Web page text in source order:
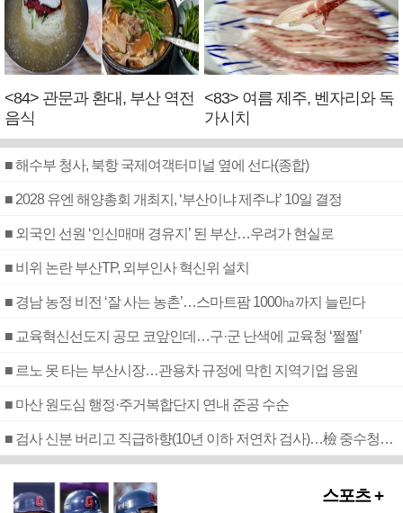
<84> 관문과 환대, 부산 역전
음식
<83> 여름 제주, 벤자리와 독
가시치
■ 해수부 청사, 북항 국제여객터미널 옆에 선다(종합)
■ 2028 유엔 해양총회 개최지, ‘부산이냐 제주냐’ 10일 결정
■ 외국인 선원 ‘인신매매 경유지’ 된 부산…우려가 현실로
■ 비위 논란 부산TP, 외부인사 혁신위 설치
■ 경남 농정 비전 ‘잘 사는 농촌’…스마트팜 1000㏊까지 늘린다
■ 교육혁신선도지 공모 코앞인데…구·군 난색에 교육청 ‘쩔쩔’
■ 르노 못 타는 부산시장…관용차 규정에 막힌 지역기업 응원
■ 마산 원도심 행정·주거복합단지 연내 준공 수순
■ 검사 신분 버리고 직급하향(10년 이하 저연차 검사)…檢 중수청행 기피
스포츠 +